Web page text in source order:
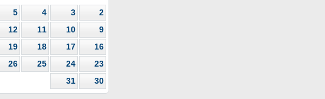
2
3
4
5
9
10
11
12
16
17
18
19
23
24
25
26
30
31